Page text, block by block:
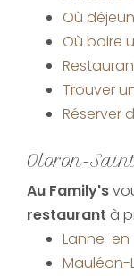
Où
Où boire
Trouver
Réserver
Oloron-
Au Family's
restaurant à
Lanne-
Mauléon-